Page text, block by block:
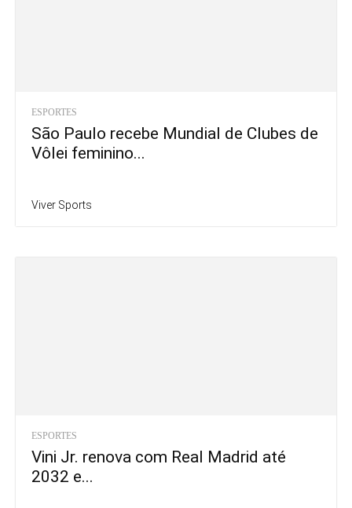
ESPORTES
São Paulo recebe Mundial de Clubes de
Vôlei feminino...
Viver Sports
ESPORTES
Vini Jr. renova com Real Madrid até
2032 e...